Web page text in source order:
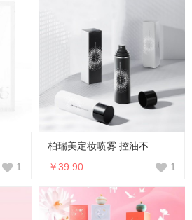
1
柏瑞美定妆喷雾 控油不...
￥39.90
1